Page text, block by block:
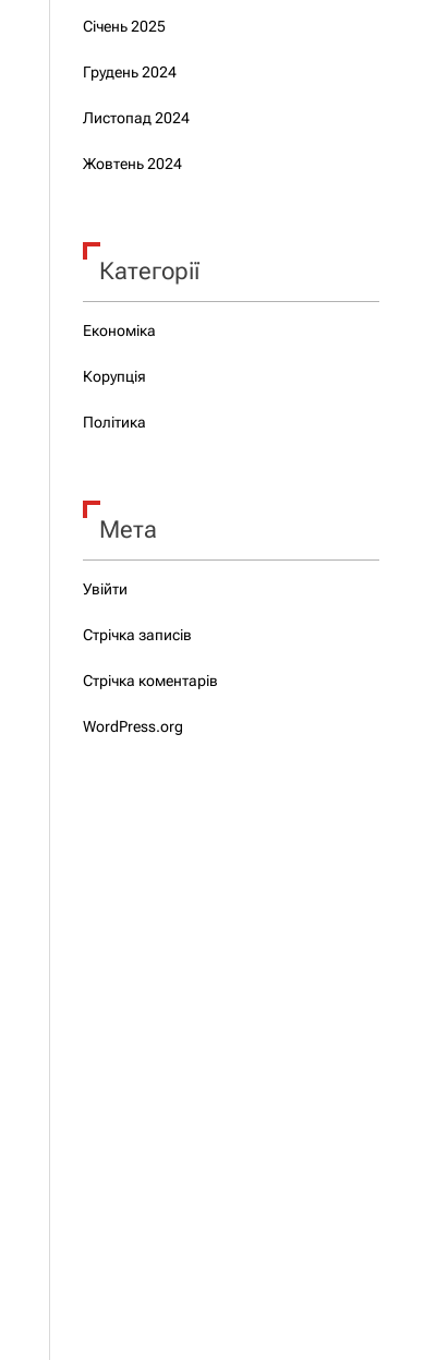
Січень 2025
Грудень 2024
Листопад 2024
Жовтень 2024
Категорії
Економіка
Корупція
Політика
Мета
Увійти
Стрічка записів
Стрічка коментарів
WordPress.org